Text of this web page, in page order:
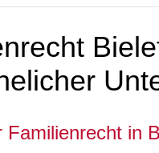
Familienrecht in